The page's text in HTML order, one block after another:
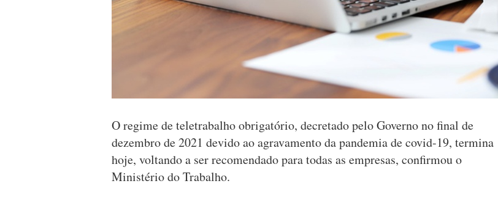
O regime de teletrabalho obrigatório, decretado pelo Governo no final de
dezembro de 2021 devido ao agravamento da pandemia de covid-19, termina
hoje, voltando a ser recomendado para todas as empresas, confirmou o
Ministério do Trabalho.